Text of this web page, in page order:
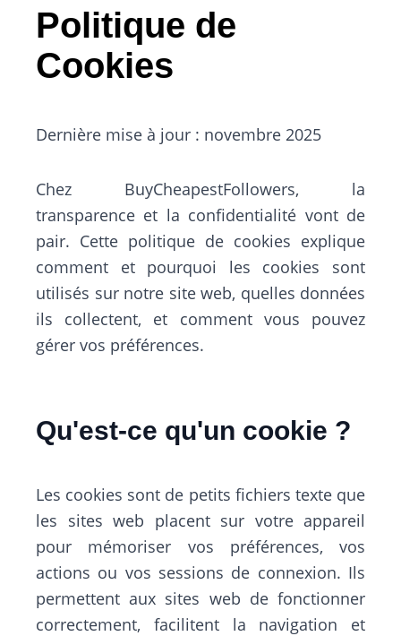
Politique de
Cookies
Dernière mise à jour : novembre 2025
Chez BuyCheapestFollowers, la
transparence et la confidentialité vont de
pair. Cette politique de cookies explique
comment et pourquoi les cookies sont
utilisés sur notre site web, quelles données
ils collectent, et comment vous pouvez
gérer vos préférences.
Qu'est-ce qu'un cookie ?
Les cookies sont de petits fichiers texte que
les sites web placent sur votre appareil
pour mémoriser vos préférences, vos
actions ou vos sessions de connexion. Ils
permettent aux sites web de fonctionner
correctement, facilitent la navigation et